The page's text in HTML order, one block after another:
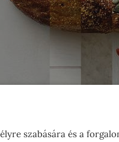
szabására és a